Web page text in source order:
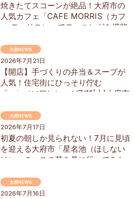
焼きたてスコーンが絶品！大府市の
人気カフェ「CAFE MORRIS（カフ
ェ モーリス）」でモーニングを堪能
2026年7月21日
【開店】手づくりの弁当＆スープが
人気！住宅街にひっそり佇む
「soin（ソワン）」が7/11(土)大府市
大府NEWS
2026年7月17日
初夏の朝しか見られない！7月に見頃
を迎える大府市「星名池（ほしない
け）」のハスの花を見に行ってみた
大府NEWS
2026年7月16日
大府NEWS